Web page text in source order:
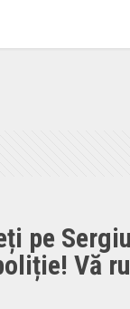
pe
Vă